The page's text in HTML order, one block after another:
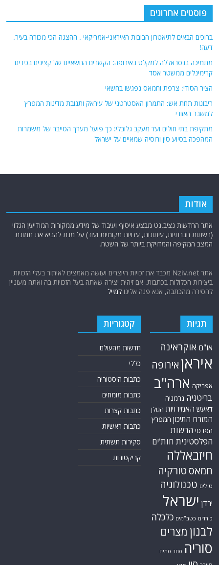
פוסטים אחרונים
ברוכים הבאים לתיאטרון הבובות האיראני-אמריקאי . ההצגה הכי מכורה בעיר.
דעה!
מתמיכה בנסראללה למקלט באירופה: הקשרים החשאיים של קצינים בכירים
קרימינלים ממשטר אסד
הציר הסודי: צרפת וחמאס נפגשו בחשאי
ריבונות תחת אש: התמרון האסטרטגי של עיראק ותגובת מדינות המפרץ
למשבר האזורי
מתקיפת בתי חולים ועד מעקב גלובלי: כך פועל מערך הסייבר של משמרות
המהפכה בסיוע סין ורוסיה שמאיים על ישראל
אודות
אתר החדשות נציב.נט מבצע איסוף ועיבוד של מידע ממקורות המודיעין הגלוי
(רשתות חברתיות, עיתונות, עדויות מקומיות ועוד) על מנת להביא את תמונת
המצב המקיפה והמדויקת ביותר של השטח.
אתר Nziv.net מכבד את זכויות היוצרים ועושה מאמצים לאיתור בעלי הזכויות
ביצירות הכלולות בכתבות. אם זיהית יצירה שאתה בעל הזכויות בה ואתה מעוניין
להסירה מהכתבה, אנא פנה אלינולמייל
תגיות
או"ם אוקראינה
איראן אירופה
אפריקה ארה"ב
בריטניה גרמניה
דאעש האמירויות הגולן
המזרח התיכון המפרץ
הפרסי הרשות
הפלסטינית חות'ים
חיזבאללה
חמאס טורקיה
טילים טכנולוגיה
ירדן ישראל
כורדים כטב"מים כלכלה
לבנון מצרים
סוריה סחר סמים
קטגוריות
חדשות מהעולם
כללי
כתבות היסטוריה
כתבות מומחים
כתבות קצרות
כתבות ראשיות
סקירות תשתית
קריקטורות